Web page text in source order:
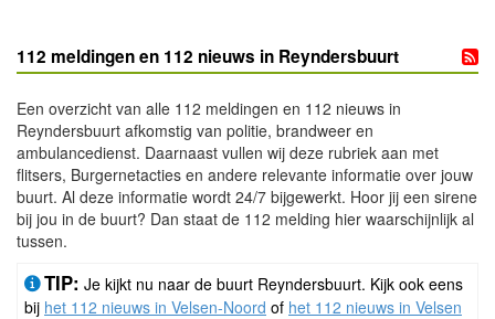
112 meldingen en 112 nieuws in Reyndersbuurt
Een overzicht van alle 112 meldingen en 112 nieuws in
Reyndersbuurt afkomstig van politie, brandweer en
ambulancedienst. Daarnaast vullen wij deze rubriek aan met
flitsers, Burgernetacties en andere relevante informatie over jouw
buurt. Al deze informatie wordt 24/7 bijgewerkt. Hoor jij een sirene
bij jou in de buurt? Dan staat de 112 melding hier waarschijnlijk al
tussen.
TIP: Je kijkt nu naar de buurt Reyndersbuurt. Kijk ook eens
bij het 112 nieuws in Velsen-Noord of het 112 nieuws in Velsen